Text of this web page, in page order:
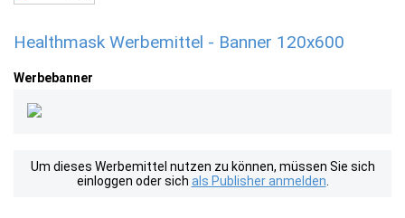
Healthmask Werbemittel - Banner 120x600
Werbebanner
Um dieses Werbemittel nutzen zu können, müssen Sie sich
einloggen oder sich als Publisher anmelden